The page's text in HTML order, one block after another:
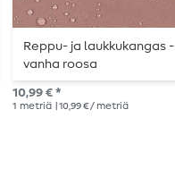
Reppu- ja laukkukangas -
vanha roosa
10,99 € *
1 metriä | 10,99 € / metriä